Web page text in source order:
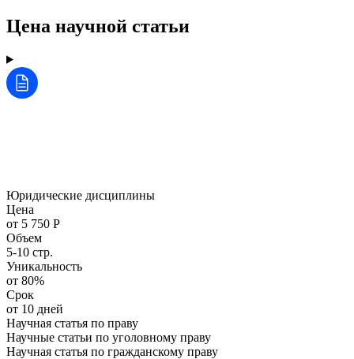
Цена научной статьи
Юридические дисциплины
Цена
от 5 750 Р
Объем
5-10 стр.
Уникальность
от 80%
Срок
от 10 дней
Научная статья по праву
Научные статьи по уголовному праву
Научная статья по гражданскому праву